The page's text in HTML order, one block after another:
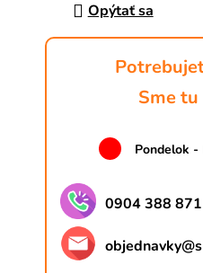
Opýtať sa
Sme
Pondelok -
0904 388 871
objednavky@